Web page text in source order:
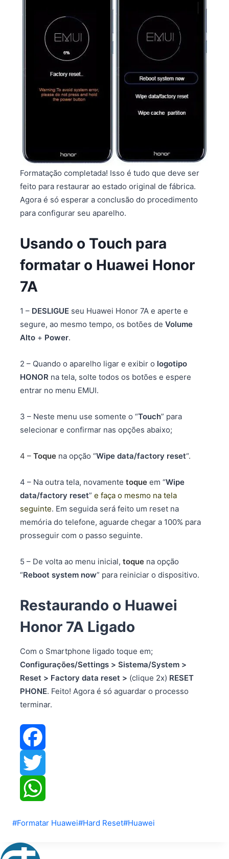
Formatação completada! Isso é tudo que deve ser
feito para restaurar ao estado original de fábrica.
Agora é só esperar a conclusão do procedimento
para configurar seu aparelho.
Usando o Touch para
formatar o Huawei Honor
7A
1 – DESLIGUE seu Huawei Honor 7A e aperte e
segure, ao mesmo tempo, os botões de Volume
Alto + Power.
2 – Quando o aparelho ligar e exibir o logotipo
HONOR na tela, solte todos os botões e espere
entrar no menu EMUI.
3 – Neste menu use somente o “Touch” para
selecionar e confirmar nas opções abaixo;
4 – Toque na opção “Wipe data/factory reset“.
4 – Na outra tela, novamente toque em “Wipe
data/factory reset” e faça o mesmo na tela
seguinte. Em seguida será feito um reset na
memória do telefone, aguarde chegar a 100% para
prosseguir com o passo seguinte.
5 – De volta ao menu inicial, toque na opção
“Reboot system now” para reiniciar o dispositivo.
Restaurando o Huawei
Honor 7A Ligado
Com o Smartphone ligado toque em;
Configurações/Settings > Sistema/System >
Reset > Factory data reset > (clique 2x) RESET
PHONE. Feito! Agora é só aguardar o processo
terminar.
Facebook
Twitter
Tags
Post:
#Formatar Huawei#Hard Reset#Huawei